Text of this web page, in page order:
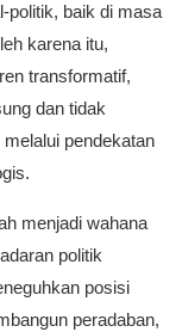
politik, baik di masa
karena itu,
transformatif,
dan tidak
pendekatan
menjadi wahana
politik
posisi
peradaban,